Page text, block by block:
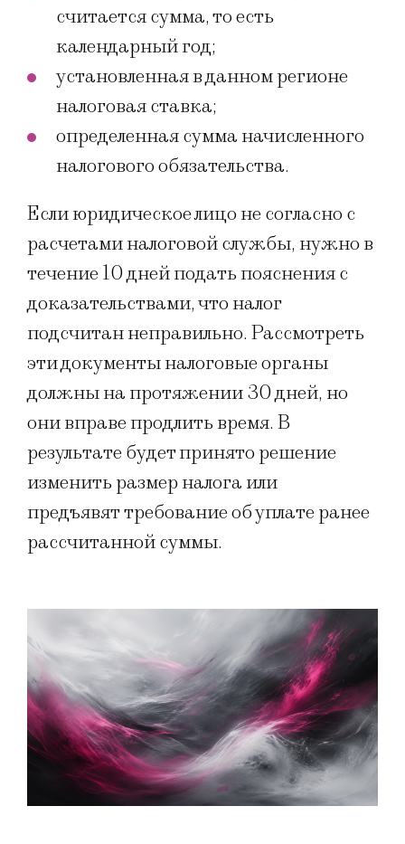
считается сумма, то есть
календарный год;
установленная в данном регионе
налоговая ставка;
определенная сумма начисленного
налогового обязательства.
Если юридическое лицо не согласно с
расчетами налоговой службы, нужно в
течение 10 дней подать пояснения с
доказательствами, что налог
подсчитан неправильно. Рассмотреть
эти документы налоговые органы
должны на протяжении 30 дней, но
они вправе продлить время. В
результате будет принято решение
изменить размер налога или
предъявят требование об уплате ранее
рассчитанной суммы.